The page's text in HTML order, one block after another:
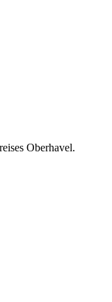
Oberhavel.